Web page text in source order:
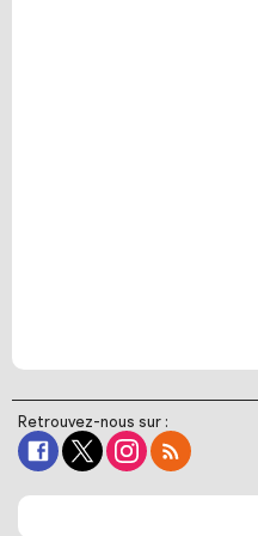
Retrouvez-nous sur :